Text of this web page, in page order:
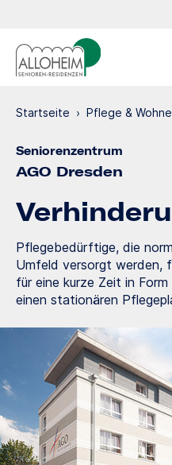
Startseite › Pflege &
Seniorenzentrum
AGO Dresden
Pflegebedürftige, die
Umfeld versorgt werden,
für eine kurze Zeit in
einen stationären